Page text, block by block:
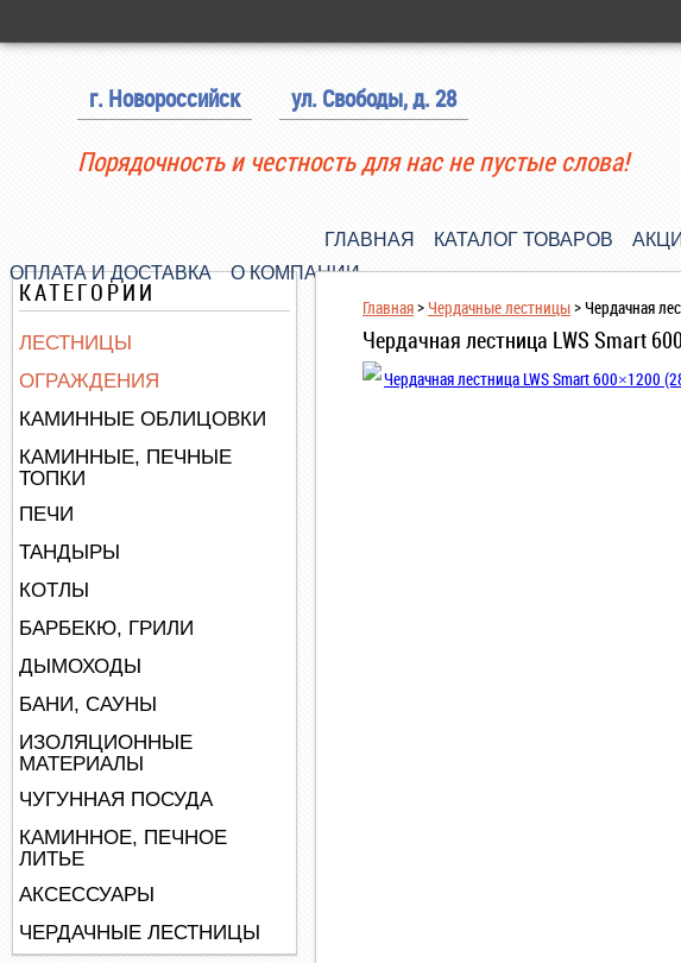
г. Новороссийск ул. Свободы, д. 28
Порядочность и честность для нас не пустые слова!
ГЛАВНАЯ КАТАЛОГ ТОВАРОВ
ОПЛАТА И ДОСТАВКА
О КОМПАНИИ
КАТЕГОРИИ
ЛЕСТНИЦЫ
ОГРАЖДЕНИЯ
КАМИННЫЕ ОБЛИЦОВКИ
КАМИННЫЕ, ПЕЧНЫЕ
ТОПКИ
ПЕЧИ
ТАНДЫРЫ
КОТЛЫ
БАРБЕКЮ, ГРИЛИ
ДЫМОХОДЫ
БАНИ, САУНЫ
ИЗОЛЯЦИОННЫЕ
МАТЕРИАЛЫ
ЧУГУННАЯ ПОСУДА
КАМИННОЕ, ПЕЧНОЕ
ЛИТЬЕ
АКСЕССУАРЫ
ЧЕРДАЧНЫЕ ЛЕСТНИЦЫ
Главная>Чердачные лестницы>Чердачная
Чердачная лестница LWS Smart